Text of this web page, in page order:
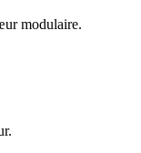
modulaire.